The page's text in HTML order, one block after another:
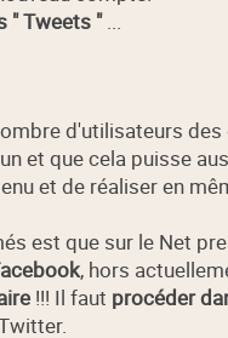
" Tweets "...
d'utilisateurs
et que cela puisse
et de réaliser en
est que sur le Net
, hors
!!! Il faut procéder